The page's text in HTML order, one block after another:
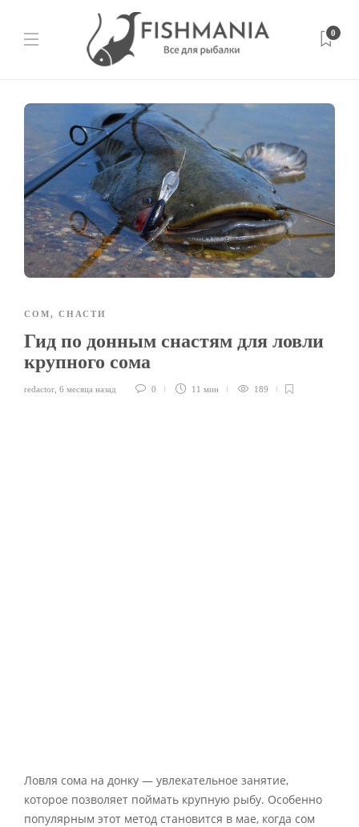
0
СОМ, СНАСТИ
Гид по донным снастям для ловли
крупного сома
redactor 6 месяца назад 0 11 мин 189
Ловля сома на донку — увлекательное занятие,
которое позволяет поймать крупную рыбу. Особенно
популярным этот метод становится в мае, когда сом